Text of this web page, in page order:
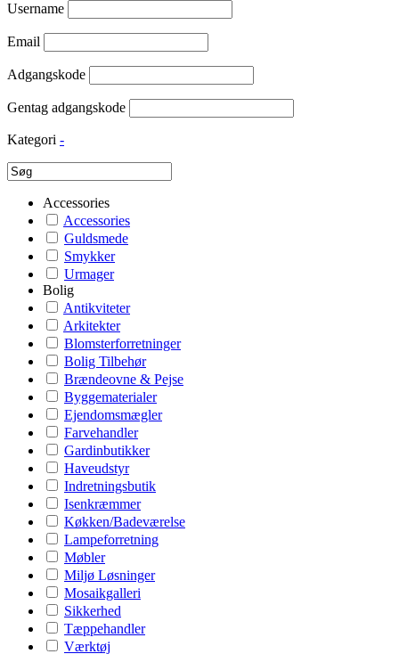
Username
Email
Adgangskode
Gentag adgangskode
Kategori -
Accessories
Accessories
Guldsmede
Smykker
Urmager
Bolig
Antikviteter
Arkitekter
Blomsterforretninger
Bolig Tilbehør
Brændeovne & Pejse
Byggematerialer
Ejendomsmægler
Farvehandler
Gardinbutikker
Haveudstyr
Indretningsbutik
Isenkræmmer
Køkken/Badeværelse
Lampeforretning
Møbler
Miljø Løsninger
Mosaikgalleri
Sikkerhed
Tæppehandler
Værktøj